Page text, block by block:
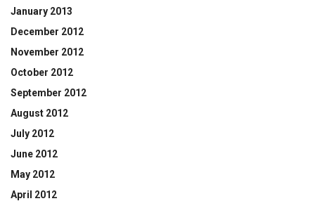
January 2013
December 2012
November 2012
October 2012
September 2012
August 2012
July 2012
June 2012
May 2012
April 2012